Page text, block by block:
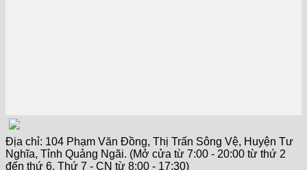
Địa chỉ: 104 Phạm Văn Đồng, Thị Trấn Sông Vệ, Huyện Tư
Nghĩa, Tỉnh Quảng Ngãi. (Mở cửa từ 7:00 - 20:00 từ thứ 2
đến thứ 6, Thứ 7 - CN từ 8:00 - 17:30)